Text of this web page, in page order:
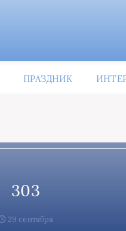
ПРАЗДНИК
303
29 сентября